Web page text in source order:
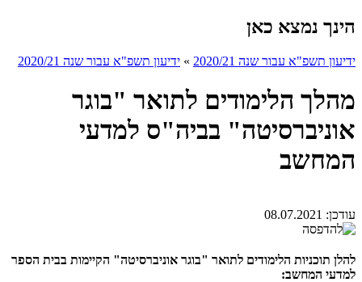
הינך נמצא כאן
ידיעון תשפ"א עבור שנה 2020/21 » ידיעון תשפ"א עבור שנה 2020/21
מהלך הלימודים לתואר "בוגר
אוניברסיטה" בביה"ס למדעי
המחשב
עודכן: 08.07.2021
להלן תוכניות הלימודים לתואר "בוגר אוניברסיטה" הקיימות בבית הספר
למדעי המחשב: